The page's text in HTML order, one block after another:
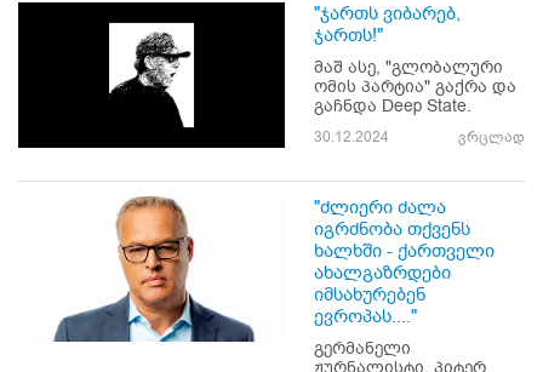
"ჯართს ვიბარებ,
ჯართს!"
მაშ ასე, "გლობალური
ომის პარტია" გაქრა და
გაჩნდა Deep State.
30.12.2024 ვრცლად
"ძლიერი ძალა
იგრძნობა თქვენს
ხალხში - ქართველი
ახალგაზრდები
იმსახურებენ
ევროპას...."
გერმანელი